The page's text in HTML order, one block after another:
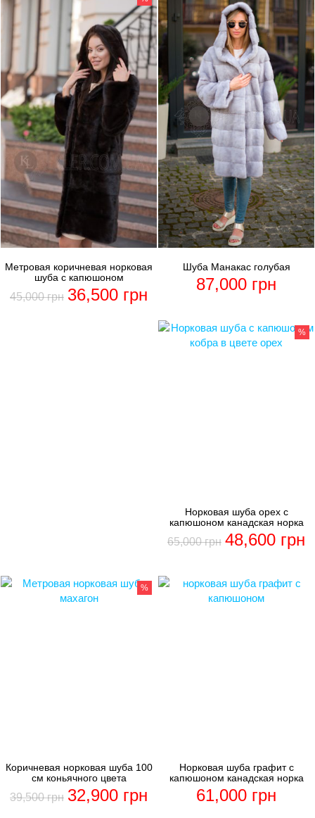
Метровая коричневая норковая
шуба с капюшоном
45,000грн 36,500 грн
Шуба Манакас голубая
87,000 грн
%
Норковая шуба орех с
капюшоном канадская норка
65,000грн 48,600 грн
Норковая шуба графит с
капюшоном канадская норка
61,000 грн
%
Коричневая норковая шуба 100
см коньячного цвета
39,500грн 32,900 грн